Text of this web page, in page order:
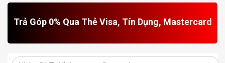
Trả Góp 0% Qua Thẻ Visa, Tín Dụng, Mastercard